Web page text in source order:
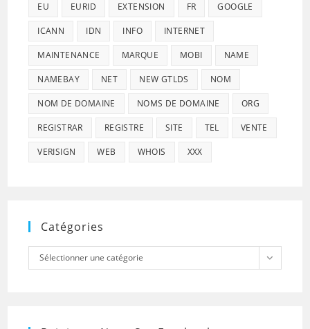
EU EURID EXTENSION FR GOOGLE
ICANN IDN INFO INTERNET
MAINTENANCE MARQUE MOBI NAME
NAMEBAY NET NEW GTLDS NOM
NOM DE DOMAINE NOMS DE DOMAINE ORG
REGISTRAR REGISTRE SITE TEL VENTE
VERISIGN WEB WHOIS XXX
Catégories
Catégories
Sélectionner une catégorie